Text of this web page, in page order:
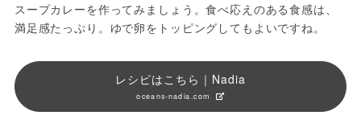
スープカレーを作ってみましょう。食べ応えのある食感は、
満足感たっぷり。ゆで卵をトッピングしてもよいですね。
レシピはこちら｜Nadia
oceans-nadia.com